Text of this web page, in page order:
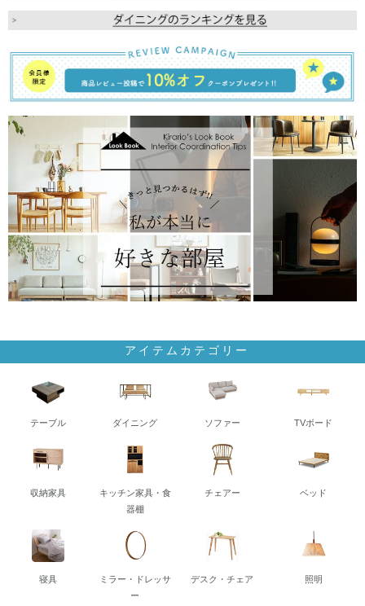
アイテムカテゴリー
テーブル ダイニング ソファー TVボード
収納家具
キッチン家具・食
器棚
チェアー ベッド
寝具
ミラー・ドレッサ
ー
デスク・チェア 照明